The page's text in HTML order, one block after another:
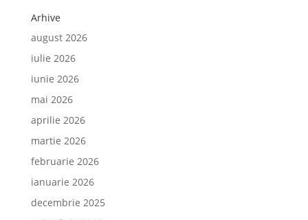
Arhive
august 2026
iulie 2026
iunie 2026
mai 2026
aprilie 2026
martie 2026
februarie 2026
ianuarie 2026
decembrie 2025